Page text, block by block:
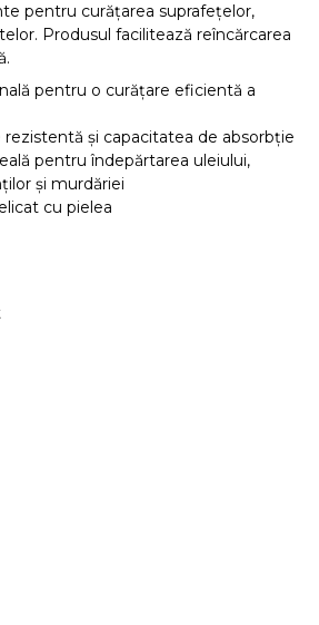
pentru curățarea suprafețelor,
Produsul facilitează reîncărcarea
pentru o curățare eficientă a
rezistentă și capacitatea de absorbție
pentru îndepărtarea uleiului,
și murdăriei
cu pielea